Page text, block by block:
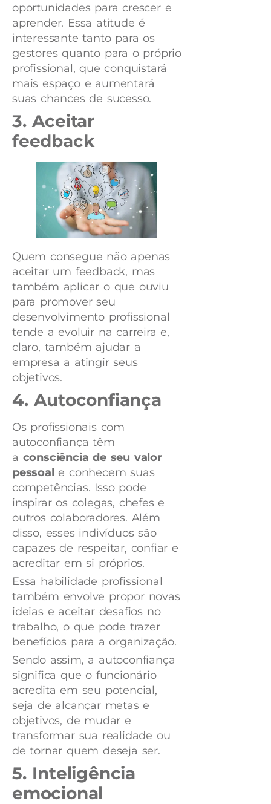
oportunidades para crescer e
aprender. Essa atitude é
interessante tanto para os
gestores quanto para o próprio
profissional, que conquistará
mais espaço e aumentará
suas chances de sucesso.
3. Aceitar
feedback
Quem consegue não apenas
aceitar um feedback, mas
também aplicar o que ouviu
para promover seu
desenvolvimento profissional
tende a evoluir na carreira e,
claro, também ajudar a
empresa a atingir seus
objetivos.
4. Autoconfiança
Os profissionais com
autoconfiança têm
a consciência de seu valor
pessoal e conhecem suas
competências. Isso pode
inspirar os colegas, chefes e
outros colaboradores. Além
disso, esses indivíduos são
capazes de respeitar, confiar e
acreditar em si próprios.
Essa habilidade profissional
também envolve propor novas
ideias e aceitar desafios no
trabalho, o que pode trazer
benefícios para a organização.
Sendo assim, a autoconfiança
significa que o funcionário
acredita em seu potencial,
seja de alcançar metas e
objetivos, de mudar e
transformar sua realidade ou
de tornar quem deseja ser.
5. Inteligência
emocional